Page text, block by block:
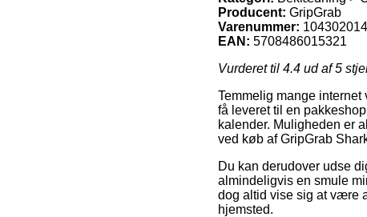
Producent: GripGrab
Varenummer: 104302014
EAN: 5708486015321
Vurderet til 4.4 ud af 5
Temmelig mange internet
få leveret til en
kalender. Muligheden er
ved køb af GripGrab
Du kan derudover udse
almindeligvis en smule
dog altid vise sig at være
hjemsted.